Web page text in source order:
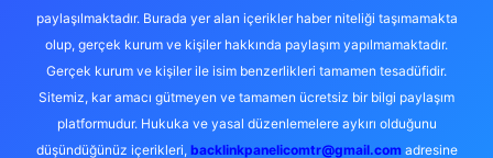
paylaşılmaktadır. Burada yer alan içerikler haber niteliği taşımamakta
olup, gerçek kurum ve kişiler hakkında paylaşım yapılmamaktadır.
Gerçek kurum ve kişiler ile isim benzerlikleri tamamen tesadüfidir.
Sitemiz, kar amacı gütmeyen ve tamamen ücretsiz bir bilgi paylaşım
platformudur. Hukuka ve yasal düzenlemelere aykırı olduğunu
düşündüğünüz içerikleri, backlinkpanelicomtr@gmail.comadresine